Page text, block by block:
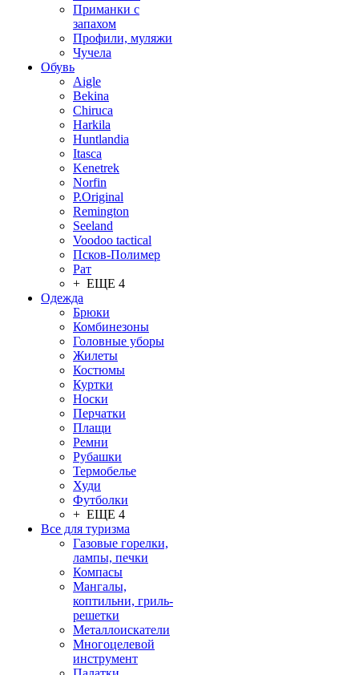
Приманки с
запахом
Профили, муляжи
Чучела
Обувь
Aigle
Bekina
Chiruсa
Harkila
Huntlandia
Itasca
Kenetrek
Norfin
P.Original
Remington
Seeland
Voodoo tactical
Псков-Полимер
Рат
+ ЕЩЕ 4
Одежда
Брюки
Комбинезоны
Головные уборы
Жилеты
Костюмы
Куртки
Носки
Перчатки
Плащи
Ремни
Рубашки
Термобелье
Худи
Футболки
+ ЕЩЕ 4
Все для туризма
Газовые горелки,
лампы, печки
Компасы
Мангалы,
коптильни, гриль-
решетки
Металлоискатели
Многоцелевой
инструмент